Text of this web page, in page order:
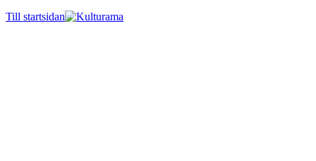
Till startsidan